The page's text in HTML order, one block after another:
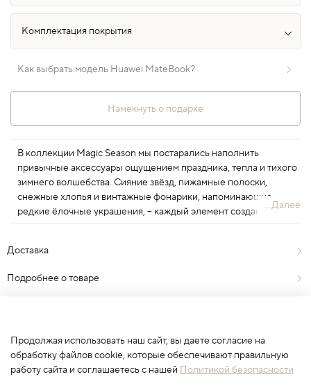
Как выбрать модель Huawei MateBook?
Намекнуть о подарке
В коллекции Magic Season мы постарались наполнить
привычные аксессуары ощущением праздника, тепла и тихого
зимнего волшебства. Сияние звёзд, пижамные полоски,
снежные хлопья и винтажные фонарики, напоминающие
редкие ёлочные украшения, – каждый элемент создан с
вниманием к текстуре, форме и цвету, чтобы новогоднее чудо
...Далее
Доставка
Подробнее о товаре
Продолжая использовать наш сайт, вы даете согласие на
обработку файлов cookie, которые обеспечивают правильную
работу сайта и соглашаетесь с нашей Политикой безопасности